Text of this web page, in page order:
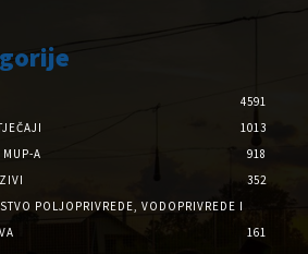
4591
1013
MUP-A
918
352
POLJOPRIVREDE, VODOPRIVREDE I
161